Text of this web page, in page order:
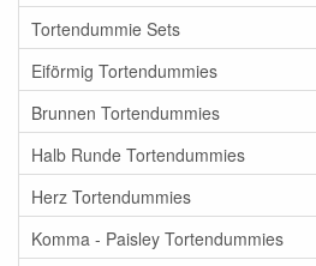
Tortendummie Sets
Eiförmig Tortendummies
Brunnen Tortendummies
Halb Runde Tortendummies
Herz Tortendummies
Komma - Paisley Tortendummies